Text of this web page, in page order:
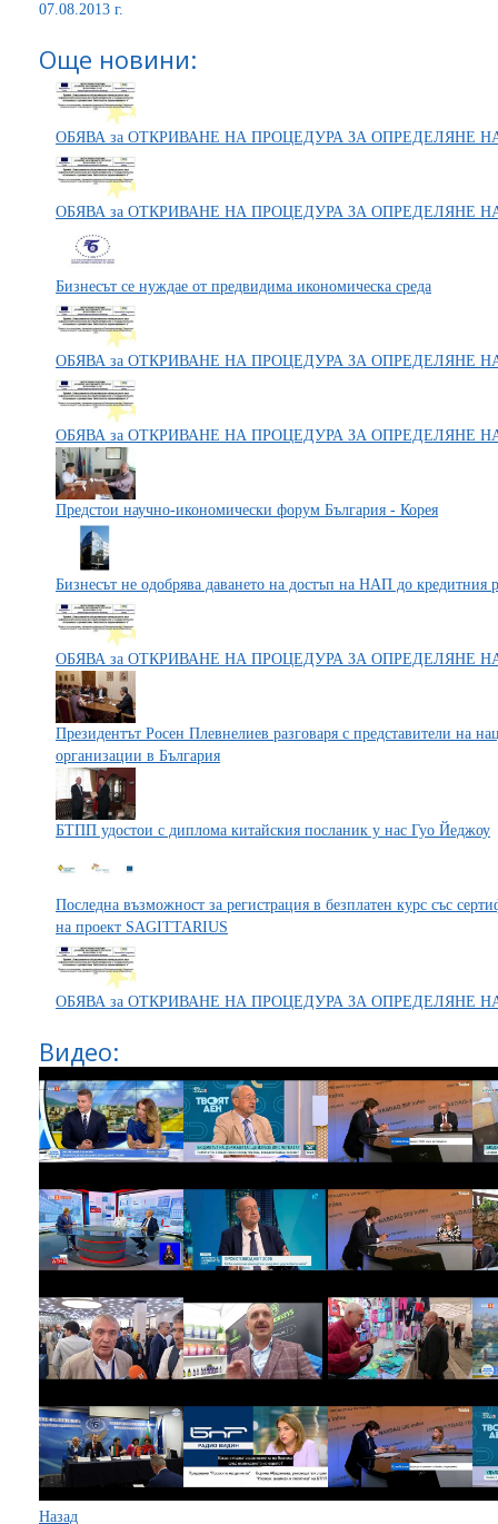
07.08.2013 г.
Още новини:
ОБЯВА за ОТКРИВАНЕ НА ПРОЦЕДУРА ЗА ОПРЕДЕЛЯНЕ
ОБЯВА за ОТКРИВАНЕ НА ПРОЦЕДУРА ЗА ОПРЕДЕЛЯНЕ
Бизнесът се нуждае от предвидима икономическа среда
ОБЯВА за ОТКРИВАНЕ НА ПРОЦЕДУРА ЗА ОПРЕДЕЛЯНЕ
ОБЯВА за ОТКРИВАНЕ НА ПРОЦЕДУРА ЗА ОПРЕДЕЛЯНЕ
Предстои научно-икономически форум България - Корея
Бизнесът не одобрява даването на достъп на НАП до кредитния
ОБЯВА за ОТКРИВАНЕ НА ПРОЦЕДУРА ЗА ОПРЕДЕЛЯНЕ
Президентът Росен Плевнелиев разговаря с представители на
организации в България
БТПП удостои с диплома китайския посланик у нас Гуо Йеджоу
Последна възможност за регистрация в безплатен курс със
на проект SAGITTARIUS
ОБЯВА за ОТКРИВАНЕ НА ПРОЦЕДУРА ЗА ОПРЕДЕЛЯНЕ
Видео:
Назад